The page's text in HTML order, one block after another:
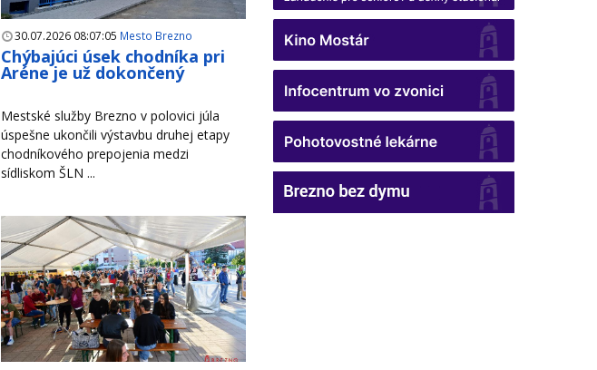
30.07.2026 08:07:05 Mesto Brezno
Chýbajúci úsek chodníka pri
Aréne je už dokončený
Mestské služby Brezno v polovici júla
úspešne ukončili výstavbu druhej etapy
chodníkového prepojenia medzi
sídliskom ŠLN ...